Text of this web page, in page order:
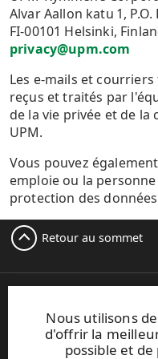
Alvar Aallon katu 1, P.O.
FI-00101 Helsinki,
privacy@upm.com
Les e-mails et
reçus et traités par
de la vie privée et de
UPM.
Vous pouvez
emploie ou la
protection des
Nous utilisons
d'offrir la
possible et
Retour au sommet
Deutsch
Español